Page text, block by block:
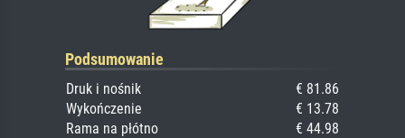
Podsumowanie
Druk i nośnik
€ 81.86
Wykończenie
€ 13.78
Rama na płótno
€ 44.98